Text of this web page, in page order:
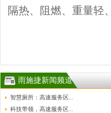
隔热、阻燃、重量轻
雨施捷新闻频道
智慧厕所：高速服务区...
科技带领，高速服务区...